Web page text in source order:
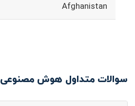
Afghanistan
سوالات متداول هوش مصنوعی Type AI